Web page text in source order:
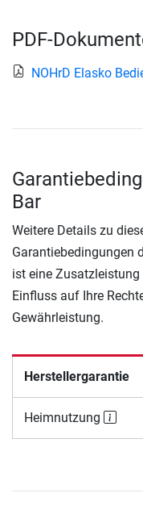
PDF-
NOHrD Elasko
Bar
Weitere Details zu
Garantiebedingungen
ist eine
Einfluss auf Ihre
Gewährleistung.
Herstellergarantie
Heimnutzung